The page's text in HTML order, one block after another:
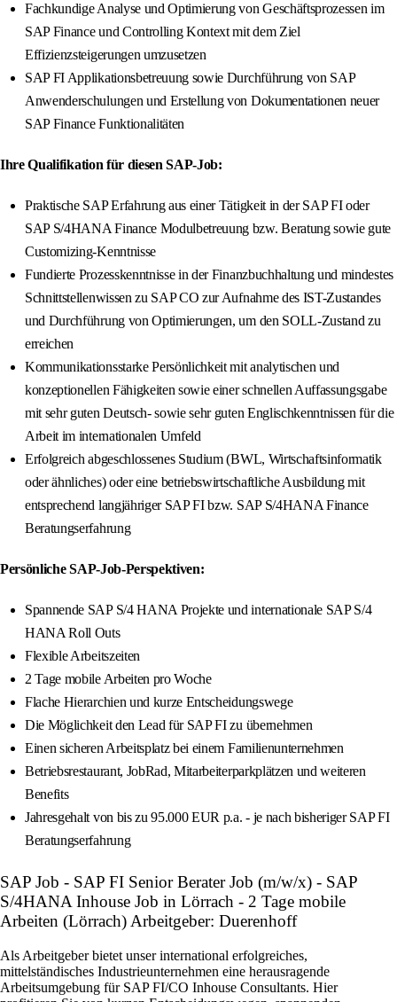
Fachkundige Analyse und Optimierung von Geschäftsprozessen im
SAP Finance und Controlling Kontext mit dem Ziel
Effizienzsteigerungen umzusetzen
SAP FI Applikationsbetreuung sowie Durchführung von SAP
Anwenderschulungen und Erstellung von Dokumentationen neuer
SAP Finance Funktionalitäten
Ihre Qualifikation für diesen SAP-Job:
Praktische SAP Erfahrung aus einer Tätigkeit in der SAP FI oder
SAP S/4HANA Finance Modulbetreuung bzw. Beratung sowie gute
Customizing-Kenntnisse
Fundierte Prozesskenntnisse in der Finanzbuchhaltung und mindestes
Schnittstellenwissen zu SAP CO zur Aufnahme des IST-Zustandes
und Durchführung von Optimierungen, um den SOLL-Zustand zu
erreichen
Kommunikationsstarke Persönlichkeit mit analytischen und
konzeptionellen Fähigkeiten sowie einer schnellen Auffassungsgabe
mit sehr guten Deutsch- sowie sehr guten Englischkenntnissen für die
Arbeit im internationalen Umfeld
Erfolgreich abgeschlossenes Studium (BWL, Wirtschaftsinformatik
oder ähnliches) oder eine betriebswirtschaftliche Ausbildung mit
entsprechend langjähriger SAP FI bzw. SAP S/4HANA Finance
Beratungserfahrung
Persönliche SAP-Job-Perspektiven:
Spannende SAP S/4 HANA Projekte und internationale SAP S/4
HANA Roll Outs
Flexible Arbeitszeiten
2 Tage mobile Arbeiten pro Woche
Flache Hierarchien und kurze Entscheidungswege
Die Möglichkeit den Lead für SAP FI zu übernehmen
Einen sicheren Arbeitsplatz bei einem Familienunternehmen
Betriebsrestaurant, JobRad, Mitarbeiterparkplätzen und weiteren
Benefits
Jahresgehalt von bis zu 95.000 EUR p.a. - je nach bisheriger SAP FI
Beratungserfahrung
SAP Job - SAP FI Senior Berater Job (m/w/x) - SAP
S/4HANA Inhouse Job in Lörrach - 2 Tage mobile
Arbeiten (Lörrach) Arbeitgeber: Duerenhoff
Als Arbeitgeber bietet unser international erfolgreiches,
mittelständisches Industrieunternehmen eine herausragende
Arbeitsumgebung für SAP FI/CO Inhouse Consultants. Hier